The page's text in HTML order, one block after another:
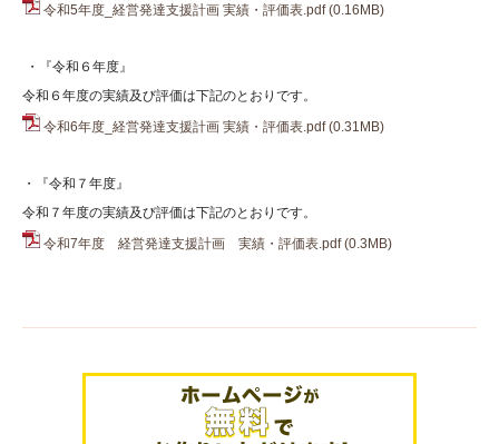
令和5年度_経営発達支援計画 実績・評価表.pdf(0.16MB)
・『令和６年度』
令和６年度の実績及び評価は下記のとおりです。
令和6年度_経営発達支援計画 実績・評価表.pdf(0.31MB)
・『令和７年度』
令和７年度の実績及び評価は下記のとおりです。
令和7年度 経営発達支援計画 実績・評価表.pdf (0.3MB)